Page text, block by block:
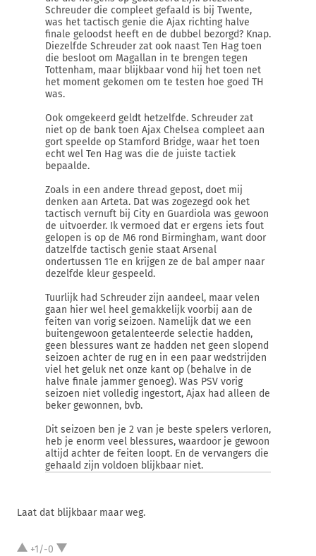
Schreuder die compleet gefaald is bij Twente,
was het tactisch genie die Ajax richting halve
finale geloodst heeft en de dubbel bezorgd? Knap.
Diezelfde Schreuder zat ook naast Ten Hag toen
die besloot om Magallan in te brengen tegen
Tottenham, maar blijkbaar vond hij het toen net
het moment gekomen om te testen hoe goed TH
was.
Ook omgekeerd geldt hetzelfde. Schreuder zat
niet op de bank toen Ajax Chelsea compleet aan
gort speelde op Stamford Bridge, waar het toen
echt wel Ten Hag was die de juiste tactiek
bepaalde.
Zoals in een andere thread gepost, doet mij
denken aan Arteta. Dat was zogezegd ook het
tactisch vernuft bij City en Guardiola was gewoon
de uitvoerder. Ik vermoed dat er ergens iets fout
gelopen is op de M6 rond Birmingham, want door
datzelfde tactisch genie staat Arsenal
ondertussen 11e en krijgen ze de bal amper naar
dezelfde kleur gespeeld.
Tuurlijk had Schreuder zijn aandeel, maar velen
gaan hier wel heel gemakkelijk voorbij aan de
feiten van vorig seizoen. Namelijk dat we een
buitengewoon getalenteerde selectie hadden,
geen blessures want ze hadden net geen slopend
seizoen achter de rug en in een paar wedstrijden
viel het geluk net onze kant op (behalve in de
halve finale jammer genoeg). Was PSV vorig
seizoen niet volledig ingestort, Ajax had alleen de
beker gewonnen, bvb.
Dit seizoen ben je 2 van je beste spelers verloren,
heb je enorm veel blessures, waardoor je gewoon
altijd achter de feiten loopt. En de vervangers die
gehaald zijn voldoen blijkbaar niet.
Laat dat blijkbaar maar weg.
+1/-0